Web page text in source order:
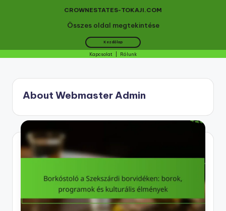
Összes oldal megtekintése
CROWNESTATES-TOKAJI.COM
Kezdőlap
Kapcsolat Rólunk
About Webmaster Admin